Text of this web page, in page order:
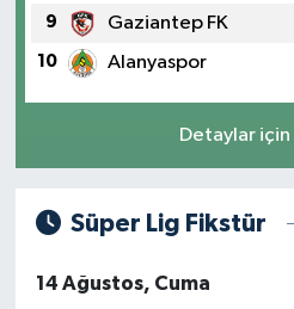
9 Gaziantep FK
10 Alanyaspor
Detaylar için
Süper Lig Fikstür
14 Ağustos, Cuma